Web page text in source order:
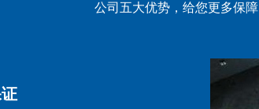
公司五大优势，给您更多保障